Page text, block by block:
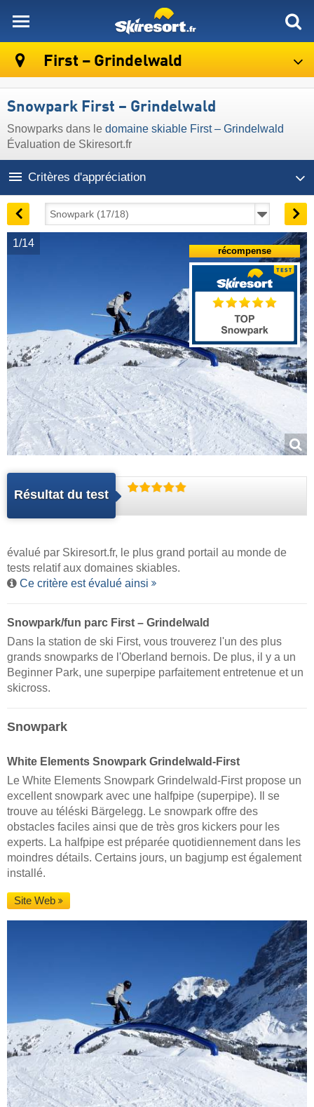
First – Grindelwald
Snowpark First – Grindelwald
Snowparks dans le domaine skiable First – Grindelwald
Évaluation de Skiresort.fr
Critères d'appréciation
1/14
Résultat du test
récompense
évalué par Skiresort.fr, le plus grand portail au monde de
tests relatif aux domaines skiables.
Ce critère est évalué ainsi
Snowpark/fun parc First – Grindelwald
Dans la station de ski First, vous trouverez l'un des plus
grands snowparks de l'Oberland bernois. De plus, il y a un
Beginner Park, une superpipe parfaitement entretenue et un
skicross.
Snowpark
White Elements Snowpark Grindelwald-First
Le White Elements Snowpark Grindelwald-First propose un
excellent snowpark avec une halfpipe (superpipe). Il se
trouve au téléski Bärgelegg. Le snowpark offre des
obstacles faciles ainsi que de très gros kickers pour les
experts. La halfpipe est préparée quotidiennement dans les
moindres détails. Certains jours, un bagjump est également
installé.
Site Web